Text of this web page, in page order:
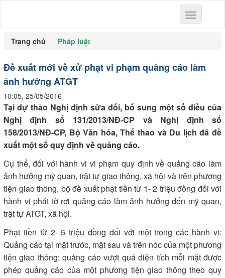
Toggle
navigation
Trang chủ
Pháp luật
Đề xuất mới về xử phạt vi phạm quảng cáo làm
ảnh hưởng ATGT
10:05, 25/05/2016
Tại dự thảo Nghị định sửa đổi, bổ sung một số điều của
Nghị định số 131/2013/NĐ-CP và Nghị định số
158/2013/NĐ-CP, Bộ Văn hóa, Thể thao và Du lịch đã đề
xuất một số quy định về quảng cáo.
Cụ thể, đối với hành vi vi phạm quy định về quảng cáo làm
ảnh hưởng mỹ quan, trật tự giao thông, xã hội và trên phương
tiện giao thông, bộ đề xuất phạt tiền từ 1- 2 triệu đồng đối với
hành vi phát tờ rơi quảng cáo làm ảnh hưởng đến mỹ quan,
trật tự ATGT, xã hội.
Phạt tiền từ 2- 5 triệu đồng đối với một trong các hành vi:
Quảng cáo tại mặt trước, mặt sau và trên nóc của một phương
tiện giao thông; quảng cáo vượt quá diện tích mỗi mặt được
phép quảng cáo của một phương tiện giao thông theo quy